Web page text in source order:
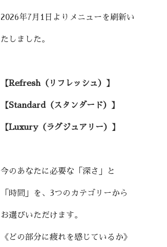
2026年7月1日よりメニューを刷新い
たしました。
【Refresh（リフレッシュ）】
【Standard（スタンダード）】
【Luxury（ラグジュアリー）】
今のあなたに必要な「深さ」と
「時間」を、3つのカテゴリーから
お選びいただけます。
《どの部分に疲れを感じているか》